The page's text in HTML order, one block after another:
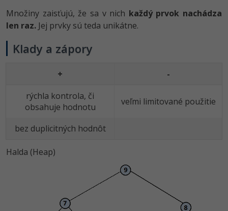
Množiny zaisťujú, že sa v nich každý prvok nachádza
len raz. Jej prvky sú teda unikátne.
Klady a zápory
+
-
rýchla kontrola, či
obsahuje hodnotu
veľmi limitované použitie
bez duplicitných hodnôt
Halda (Heap)